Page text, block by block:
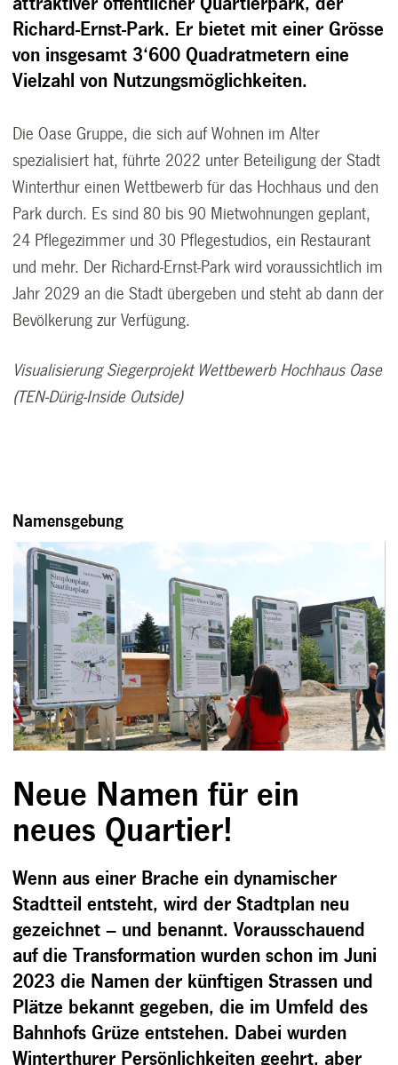
attraktiver öffentlicher Quartierpark, der
Richard-Ernst-Park. Er bietet mit einer Grösse
von insgesamt 3‘600 Quadratmetern eine
Vielzahl von Nutzungsmöglichkeiten.
Die Oase Gruppe, die sich auf Wohnen im Alter
spezialisiert hat, führte 2022 unter Beteiligung der Stadt
Winterthur einen Wettbewerb für das Hochhaus und den
Park durch. Es sind 80 bis 90 Mietwohnungen geplant,
24 Pflegezimmer und 30 Pflegestudios, ein Restaurant
und mehr. Der Richard-Ernst-Park wird voraussichtlich im
Jahr 2029 an die Stadt übergeben und steht ab dann der
Bevölkerung zur Verfügung.
Visualisierung Siegerprojekt Wettbewerb Hochhaus Oase
(TEN-Dürig-Inside Outside)
Namensgebung
Neue Namen für ein
neues Quartier!
Wenn aus einer Brache ein dynamischer
Stadtteil entsteht, wird der Stadtplan neu
gezeichnet – und benannt. Vorausschauend
auf die Transformation wurden schon im Juni
2023 die Namen der künftigen Strassen und
Plätze bekannt gegeben, die im Umfeld des
Bahnhofs Grüze entstehen. Dabei wurden
Winterthurer Persönlichkeiten geehrt, aber